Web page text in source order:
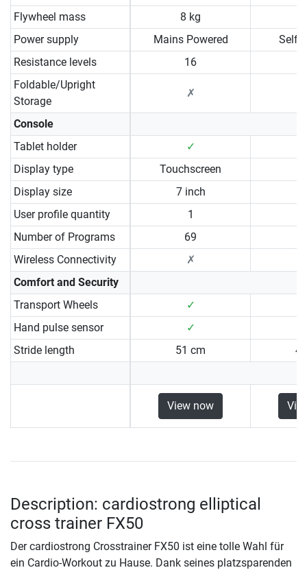
Flywheel mass
8 kg
Power supply
Mains Powered
Self
Resistance levels
16
Foldable/Upright
Storage
✗
Console
Tablet holder
✓
Display type
Touchscreen
Display size
7 inch
User profile quantity
1
Number of Programs
69
Wireless Connectivity
✗
Comfort and Security
Transport Wheels
✓
Hand pulse sensor
✓
Stride length
51 cm
View now
Description: cardiostrong elliptical
cross trainer FX50
Der cardiostrong Crosstrainer FX50 ist eine tolle Wahl für
ein Cardio-Workout zu Hause. Dank seines platzsparenden